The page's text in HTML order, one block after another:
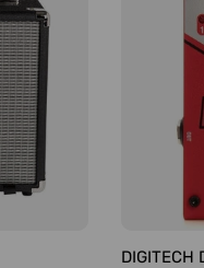
DIGITECH